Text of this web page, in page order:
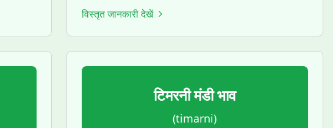
विस्तृत जानकारी देखें
टिमरनीमंडी भाव
(timarni)